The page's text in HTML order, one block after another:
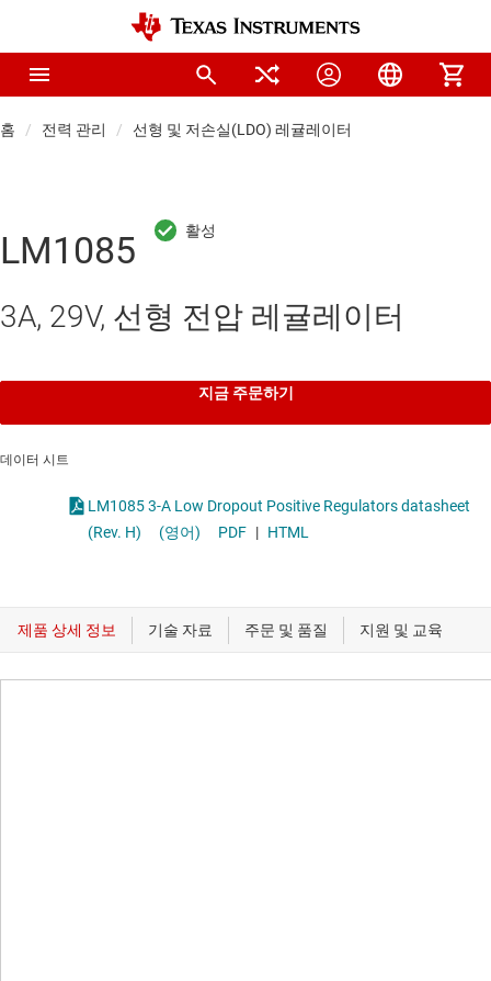
홈 전력 관리 선형 및 저손실(LDO) 레귤레이터
LM1085
3A, 29V, 선형 전압 레귤레이터
지금 주문하기
데이터 시트
LM1085 3-A Low Dropout Positive Regulators datasheet
(Rev. H)
(영어) PDF | HTML